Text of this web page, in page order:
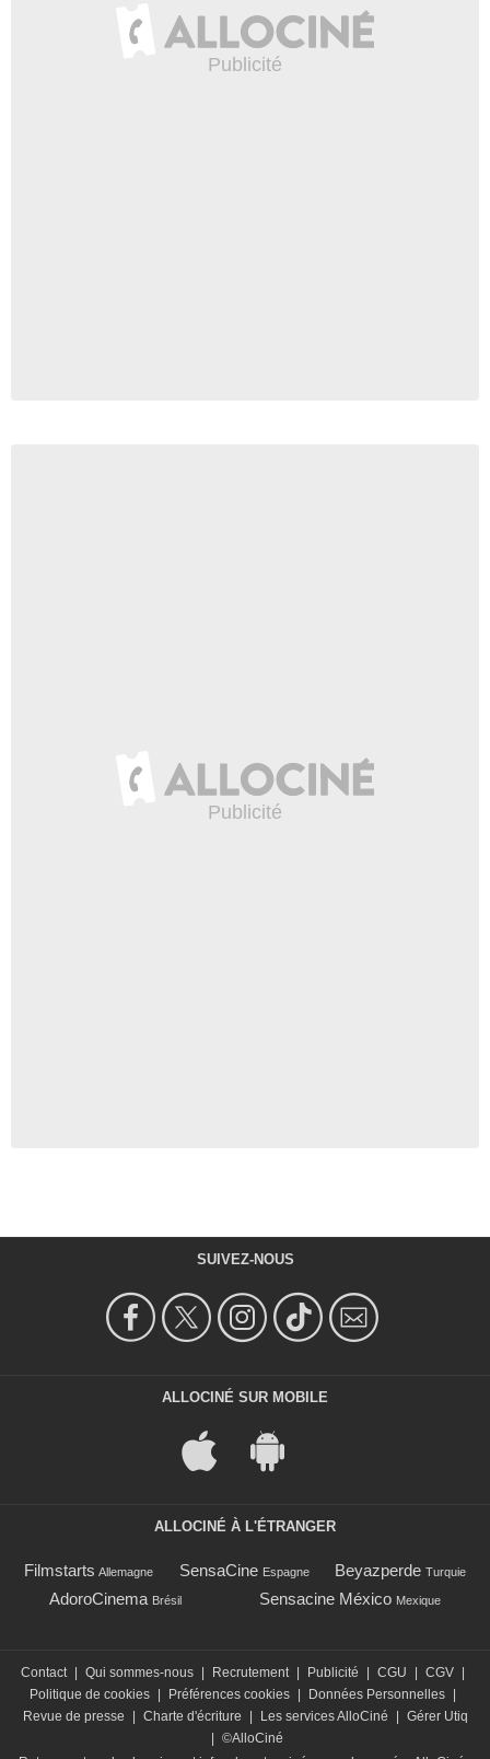
SUIVEZ-NOUS
ALLOCINÉ SUR MOBILE
ALLOCINÉ À L'ÉTRANGER
Filmstarts Allemagne SensaCine Espagne Beyazperde Turquie
AdoroCinema Brésil Sensacine México Mexique
Contact Qui sommes-nous Recrutement Publicité CGU CGV
Politique de cookies
Préférences cookies Données Personnelles
Revue de presse
Charte d'écriture Les services AlloCiné
Gérer Utiq
©AlloCiné